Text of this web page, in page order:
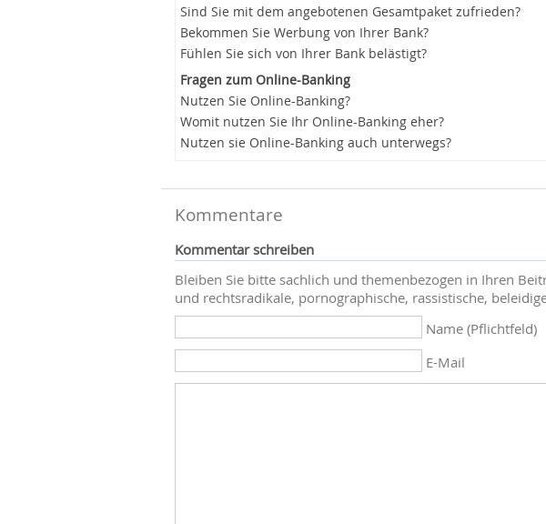
Sind Sie mit dem angebotenen Gesamtpaket zufrieden?
Bekommen Sie Werbung von Ihrer Bank?
Fühlen Sie sich von Ihrer Bank belästigt?
Fragen zum Online-Banking
Nutzen Sie Online-Banking?
Womit nutzen Sie Ihr Online-Banking eher?
Nutzen sie Online-Banking auch unterwegs?
Kommentare
Kommentar schreiben
Bleiben Sie bitte sachlich und themenbezogen in Ihren
und rechtsradikale, pornographische, rassistische,
Name (Pflichtfeld)
E-Mail